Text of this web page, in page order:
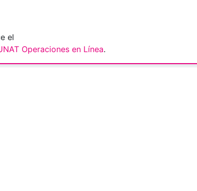
el
Operaciones en Línea.